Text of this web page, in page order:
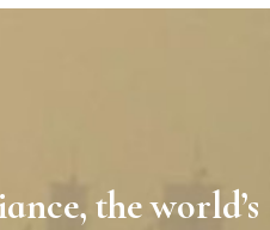
the world’s